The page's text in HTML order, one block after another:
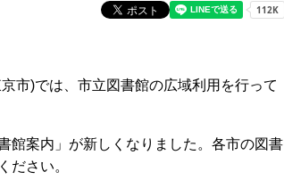
市)では、市立図書館の広域利用を行って
館案内」が新しくなりました。各市の図書
ださい。